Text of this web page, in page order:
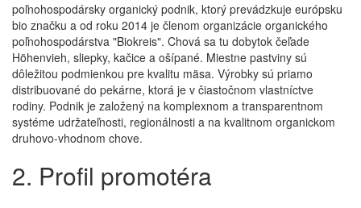
poľnohospodársky organický podnik, ktorý prevádzkuje európsku
bio značku a od roku 2014 je členom organizácie organického
poľnohospodárstva "Biokreis". Chová sa tu dobytok čeľade
Höhenvieh, sliepky, kačice a ošípané. Miestne pastviny sú
dôležitou podmienkou pre kvalitu mäsa. Výrobky sú priamo
distribuované do pekárne, ktorá je v čiastočnom vlastníctve
rodiny. Podnik je založený na komplexnom a transparentnom
systéme udržateľnosti, regionálnosti a na kvalitnom organickom
druhovo-vhodnom chove.
2. Profil promotéra